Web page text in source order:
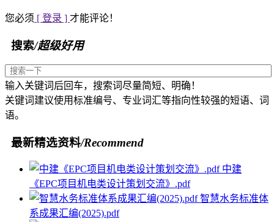
您必须 [ 登录 ] 才能评论！
搜索/超级好用
输入关键词后回车，搜索词尽量简短、明确！
关键词建议使用标准编号、专业词汇等指向性较强的短语、词
语。
最新精选资料/Recommend
中建
《EPC项目机电类设计策划交流》.pdf
智慧水务标准体
系成果汇编(2025).pdf